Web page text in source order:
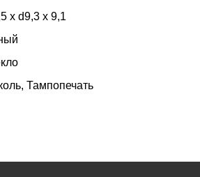
х d9,3 х 9,1
Тампопечать